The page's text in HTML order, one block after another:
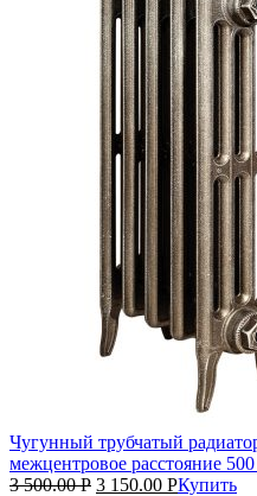
Чугунный трубчатый
межцентровое расстояние
3 500.00Р 3 150.00 РКупить